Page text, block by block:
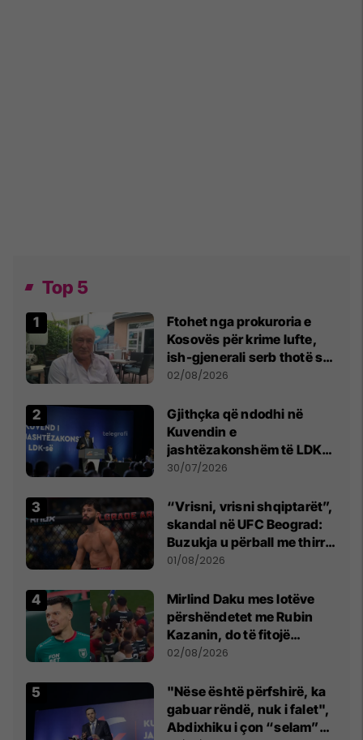
Top 5
Ftohet nga prokuroria e
Kosovës për krime lufte,
ish-gjenerali serb thotë se
dikush e tradhtoi në
02/08/2026
Gjithçka që ndodhi në
Kuvendin e
jashtëzakonshëm të LDK-
së
30/07/2026
“Vrisni, vrisni shqiptarët”,
skandal në UFC Beograd:
Buzukja u përball me thirrje
anti-shqiptare nga
01/08/2026
Mirlind Daku mes lotëve
përshëndetet me Rubin
Kazanin, do të fitojë
miliona te Spartak Moska
02/08/2026
"Nëse është përfshirë, ka
gabuar rëndë, nuk i falet",
Abdixhiku i çon “selam”